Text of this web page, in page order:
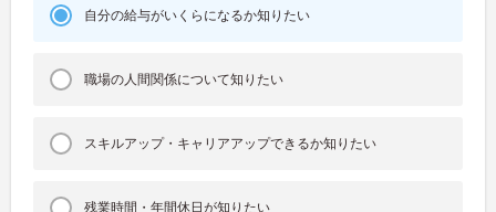
自分の給与がいくらになるか知りたい
職場の人間関係について知りたい
スキルアップ・キャリアアップできるか知りたい
残業時間・年間休日が知りたい